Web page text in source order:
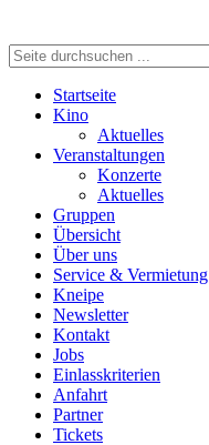
Startseite
Kino
Aktuelles
Veranstaltungen
Konzerte
Aktuelles
Gruppen
Übersicht
Über uns
Service & Vermietung
Kneipe
Newsletter
Kontakt
Jobs
Einlasskriterien
Anfahrt
Partner
Tickets